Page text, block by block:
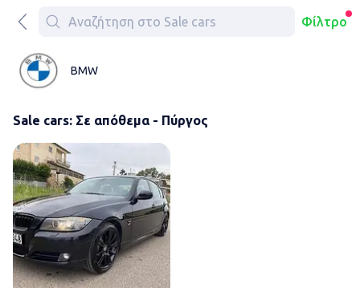
Φίλτρο
BMW
Sale cars: Σε απόθεμα - Πύργος